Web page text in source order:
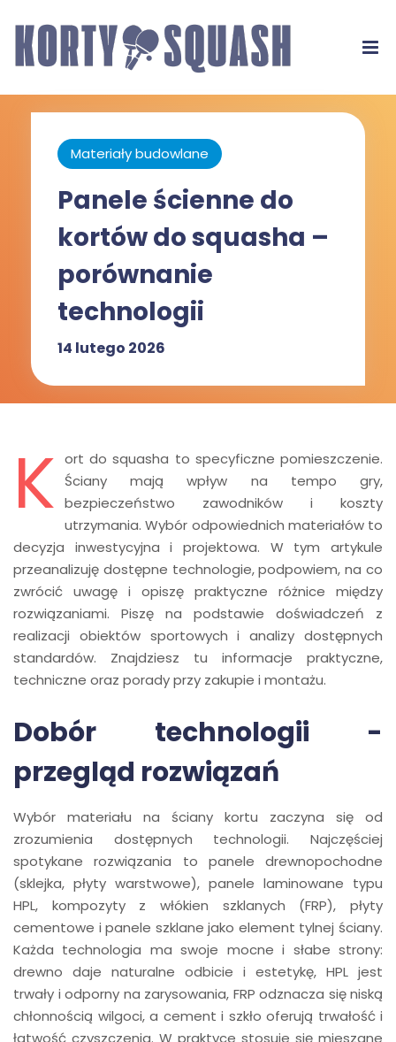
Materiały budowlane
Panele ścienne do
kortów do squasha –
porównanie
technologii
14 lutego 2026
K ort do squasha to specyficzne pomieszczenie.
Ściany mają wpływ na tempo gry,
bezpieczeństwo zawodników i koszty
utrzymania. Wybór odpowiednich materiałów to
decyzja inwestycyjna i projektowa. W tym artykule
przeanalizuję dostępne technologie, podpowiem, na co
zwrócić uwagę i opiszę praktyczne różnice między
rozwiązaniami. Piszę na podstawie doświadczeń z
realizacji obiektów sportowych i analizy dostępnych
standardów. Znajdziesz tu informacje praktyczne,
techniczne oraz porady przy zakupie i montażu.
Dobór technologii -
przegląd rozwiązań
Wybór materiału na ściany kortu zaczyna się od
zrozumienia dostępnych technologii. Najczęściej
spotykane rozwiązania to panele drewnopochodne
(sklejka, płyty warstwowe), panele laminowane typu
HPL, kompozyty z włókien szklanych (FRP), płyty
cementowe i panele szklane jako element tylnej ściany.
Każda technologia ma swoje mocne i słabe strony:
drewno daje naturalne odbicie i estetykę, HPL jest
trwały i odporny na zarysowania, FRP odznacza się niską
chłonnością wilgoci, a cement i szkło oferują trwałość i
łatwość czyszczenia. W praktyce stosuje się mieszane